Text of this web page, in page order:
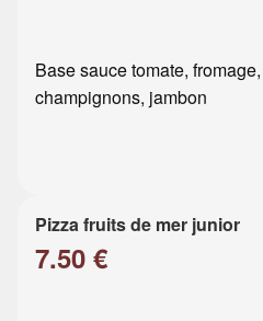
Base sauce tomate,
champignons, jambon
Pizza fruits de mer junior
7.50 €